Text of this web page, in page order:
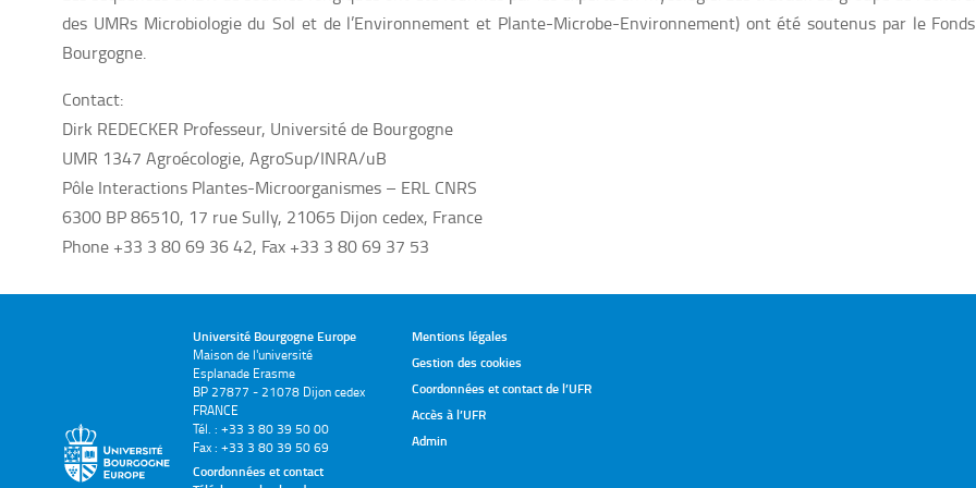
des UMRs Microbiologie du Sol et de l’Environnement et Plante-Microbe-Environnement) ont été soutenus par le
Bourgogne.
Contact:
Dirk REDECKER Professeur, Université de Bourgogne
UMR 1347 Agroécologie, AgroSup/INRA/uB
Pôle Interactions Plantes-Microorganismes – ERL CNRS
6300 BP 86510, 17 rue Sully, 21065 Dijon cedex, France
Phone +33 3 80 69 36 42, Fax +33 3 80 69 37 53
Université Bourgogne Europe
Maison de l'université
Esplanade Erasme
BP 27877 - 21078 Dijon cedex
FRANCE
Tél. : +33 3 80 39 50 00
Fax : +33 3 80 39 50 69
Coordonnées et contact
Mentions légales
Gestion des cookies
Coordonnées et contact de l’UFR
Accès à l’UFR
Admin